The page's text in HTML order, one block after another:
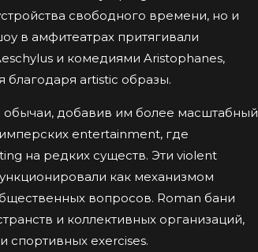
свободного времени, но и
в амфитеатрах притягивали
и комедиями Aristophanes,
благодаря artistic образы.
добавив им более масштабный
entertainment, где
на редких существ. Эти violent
как механизмом
вопросов. Roman бани
и коллективных организаций,
спортивных exercises.